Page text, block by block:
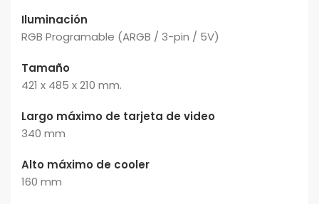
Iluminación
RGB Programable (ARGB / 3-pin / 5V)
Tamaño
421 x 485 x 210 mm.
Largo máximo de tarjeta de video
340 mm
Alto máximo de cooler
160 mm